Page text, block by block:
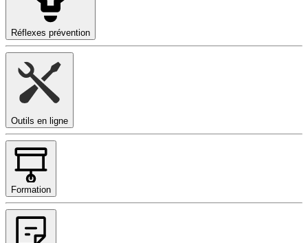
Réflexes prévention
Outils en ligne
Formation